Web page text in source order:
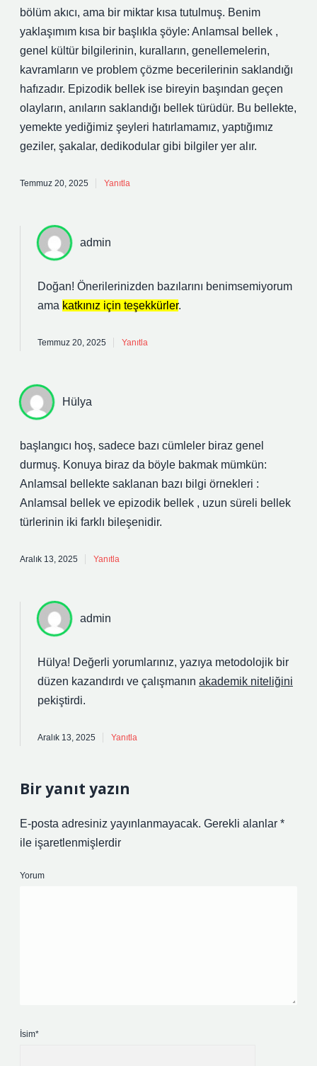
bölüm akıcı, ama bir miktar kısa tutulmuş. Benim
yaklaşımım kısa bir başlıkla şöyle: Anlamsal bellek ,
genel kültür bilgilerinin, kuralların, genellemelerin,
kavramların ve problem çözme becerilerinin saklandığı
hafızadır. Epizodik bellek ise bireyin başından geçen
olayların, anıların saklandığı bellek türüdür. Bu bellekte,
yemekte yediğimiz şeyleri hatırlamamız, yaptığımız
geziler, şakalar, dedikodular gibi bilgiler yer alır.
Temmuz 20, 2025 Yanıtla
admin
Doğan! Önerilerinizden bazılarını benimsemiyorum
ama katkınız için teşekkürler.
Temmuz 20, 2025 Yanıtla
Hülya
başlangıcı hoş, sadece bazı cümleler biraz genel
durmuş. Konuya biraz da böyle bakmak mümkün:
Anlamsal bellekte saklanan bazı bilgi örnekleri :
Anlamsal bellek ve epizodik bellek , uzun süreli bellek
türlerinin iki farklı bileşenidir.
Aralık 13, 2025 Yanıtla
admin
Hülya! Değerli yorumlarınız, yazıya metodolojik bir
düzen kazandırdı ve çalışmanın akademik niteliğini
pekiştirdi.
Aralık 13, 2025 Yanıtla
Bir yanıt yazın
E-posta adresiniz yayınlanmayacak. Gerekli alanlar *
ile işaretlenmişlerdir
Yorum
İsim*